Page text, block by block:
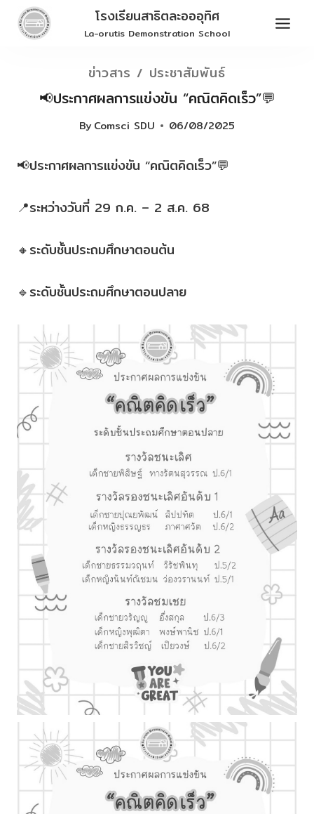
Skip
โรงเรียนสาธิตละอออุทิศ
La-orutis Demonstration School
ข่าวสาร / ประชาสัมพันธ์
📢ประกาศผลการแข่งขัน “คณิตคิดเร็ว”💬
ByComsci SDU 06/08/2025
📢ประกาศผลการแข่งขัน “คณิตคิดเร็ว”💬
📍ระหว่างวันที่ 29 ก.ค. – 2 ส.ค. 68
🔸ระดับชั้นประถมศึกษาตอนต้น
🔹ระดับชั้นประถมศึกษาตอนปลาย